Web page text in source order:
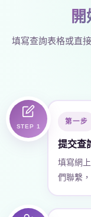
填寫查詢表格或直
STEP 1
第一步
提交查
填寫網
們聯繫